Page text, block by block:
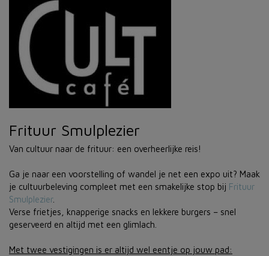
Frituur Smulplezier
Van cultuur naar de frituur: een overheerlijke reis!
Ga je naar een voorstelling of wandel je net een expo uit? Maak
je cultuurbeleving compleet met een smakelijke stop bij Frituur
Smulplezier.
Verse frietjes, knapperige snacks en lekkere burgers – snel
geserveerd en altijd met een glimlach.
Met twee vestigingen is er altijd wel eentje op jouw pad: